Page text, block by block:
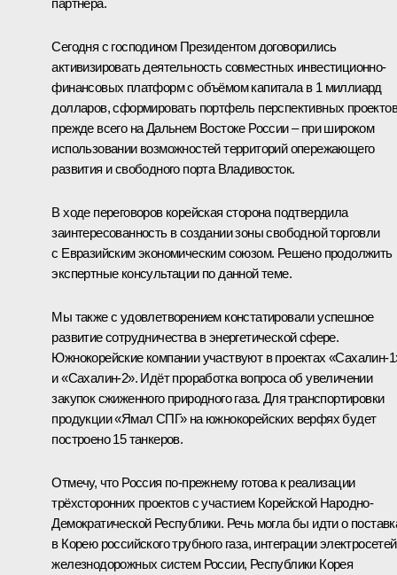
Сегодня с господином Президентом договорились
активизировать деятельность совместных инвестиционно-
финансовых платформ с объёмом капитала в 1 миллиард
долларов, сформировать портфель перспективных
прежде всего на Дальнем Востоке России – при широком
использовании возможностей территорий опережающего
развития и свободного порта Владивосток.
В ходе переговоров корейская сторона подтвердила
заинтересованность в создании зоны свободной торговли
с Евразийским экономическим союзом. Решено продолжить
экспертные консультации по данной теме.
Мы также с удовлетворением констатировали успешное
развитие сотрудничества в энергетической сфере.
Южнокорейские компании участвуют в проектах «Сахалин-
и «Сахалин-2». Идёт проработка вопроса об увеличении
закупок сжиженного природного газа. Для транспортировки
продукции «Ямал СПГ» на южнокорейских верфях будет
построено 15 танкеров.
Отмечу, что Россия по-прежнему готова к реализации
трёхсторонних проектов с участием Корейской Народно-
Демократической Республики. Речь могла бы идти о
в Корею российского трубного газа, интеграции
железнодорожных систем России, Республики Корея